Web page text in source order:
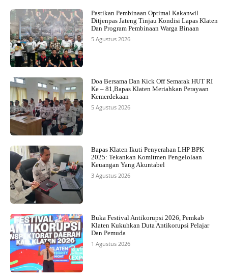
Pastikan Pembinaan Optimal Kakanwil
Ditjenpas Jateng Tinjau Kondisi Lapas Klaten
Dan Program Pembinaan Warga Binaan
5 Agustus 2026
Doa Bersama Dan Kick Off Semarak HUT RI
Ke – 81,Bapas Klaten Meriahkan Perayaan
Kemerdekaan
5 Agustus 2026
Bapas Klaten Ikuti Penyerahan LHP BPK
2025: Tekankan Komitmen Pengelolaan
Keuangan Yang Akuntabel
3 Agustus 2026
Buka Festival Antikorupsi 2026, Pemkab
Klaten Kukuhkan Duta Antikorupsi Pelajar
Dan Pemuda
1 Agustus 2026